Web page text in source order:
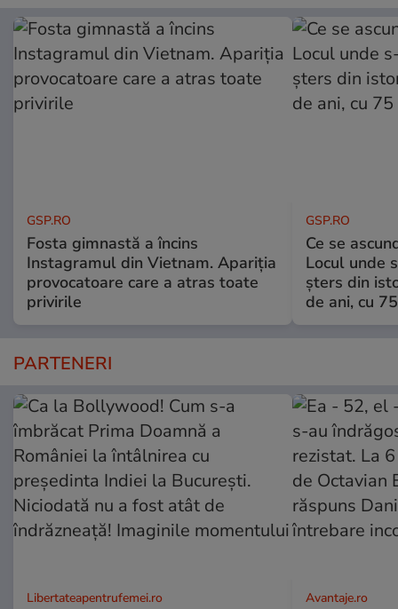
GSP.RO
Fosta gimnastă a încins
Instagramul din Vietnam. Apariția
provocatoare care a atras toate
privirile
GSP.RO
Ce se
Locul unde
șters din
de ani, cu
PARTENERI
Libertateapentrufemei.ro Avantaje.ro